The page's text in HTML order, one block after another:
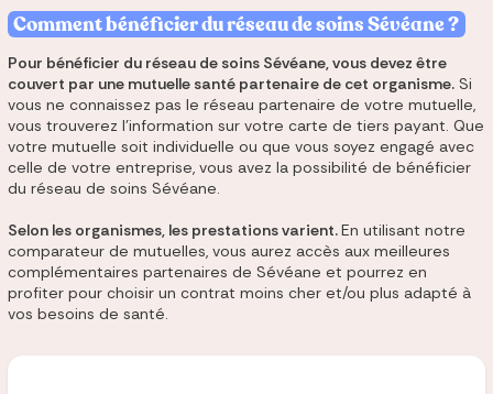
Comment bénéficier du réseau de soins Sévéane ?
Pour bénéficier du réseau de soins Sévéane, vous devez être
couvert par une mutuelle santé partenaire de cet organisme. Si
vous ne connaissez pas le réseau partenaire de votre mutuelle,
vous trouverez l'information sur votre carte de tiers payant. Que
votre mutuelle soit individuelle ou que vous soyez engagé avec
celle de votre entreprise, vous avez la possibilité de bénéficier
du réseau de soins Sévéane.
Selon les organismes, les prestations varient.En utilisant notre
comparateur de mutuelles, vous aurez accès aux meilleures
complémentaires partenaires de Sévéane et pourrez en
profiter pour choisir un contrat moins cher et/ou plus adapté à
vos besoins de santé.